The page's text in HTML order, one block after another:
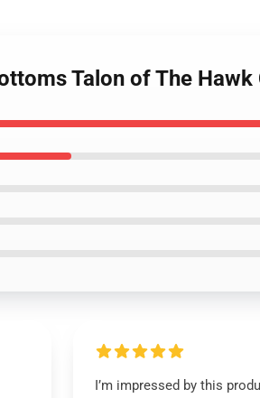
Talon of The Hawk
I’m impressed by this